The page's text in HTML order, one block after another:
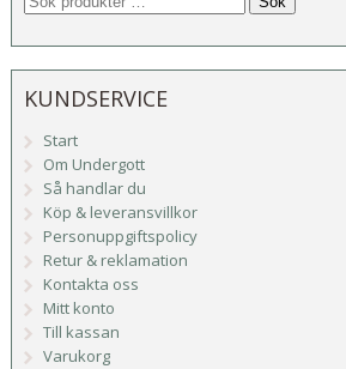
KUNDSERVICE
Start
Om Undergott
Så handlar du
Köp & leveransvillkor
Personuppgiftspolicy
Retur & reklamation
Kontakta oss
Mitt konto
Till kassan
Varukorg